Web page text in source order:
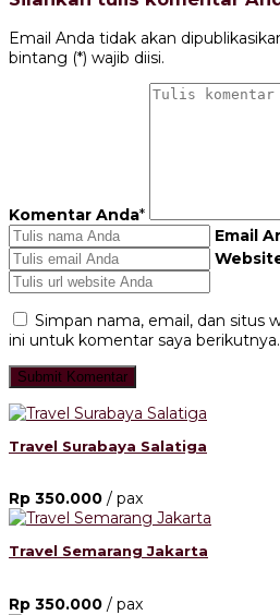
Email Anda tidak akan
bintang (*) wajib diisi.
Komentar Anda*
Email
Simpan nama, email, dan situs
ini untuk komentar saya berikutnya.
Travel Surabaya Salatiga
Rp 350.000 / pax
Travel Semarang Jakarta
Rp 350.000 / pax